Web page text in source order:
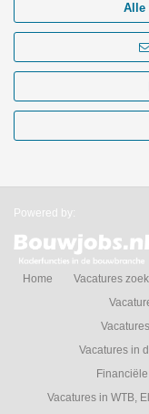
Alle
Powered by:
Home Vacatures
Vacatures in
Vacatures in WTB,